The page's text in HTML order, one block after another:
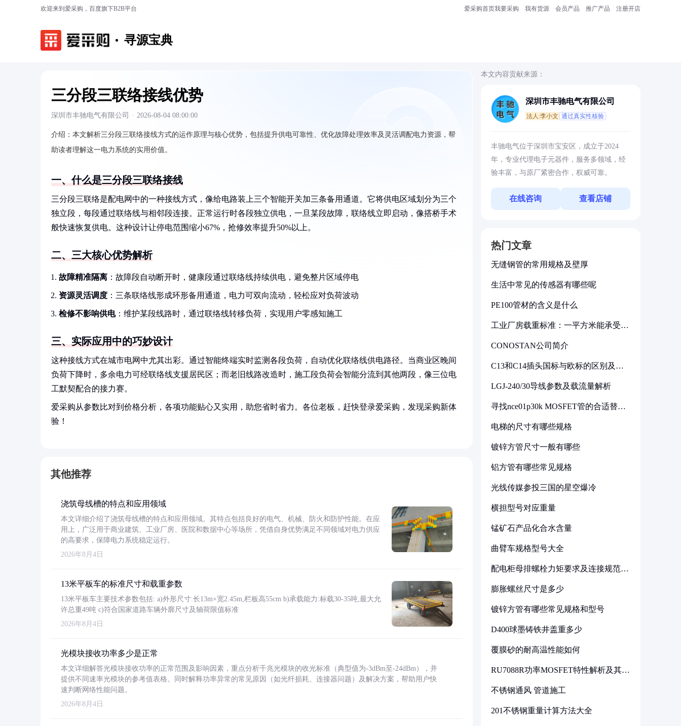
欢迎来到爱采购，百度旗下B2B平台 爱采购首页我要采购 我有货源 会员产品 推广产品 注册开店
寻源宝典
三分段三联络接线优势
深圳市丰驰电气有限公司 · 2026-08-04 08:00:00
介绍： 本文解析三分段三联络接线方式的运作原理与核心优势，包括提升供电可靠性、优化故障处理效率及灵活调配电力资源，帮
助读者理解这一电力系统的实用价值。
一、什么是三分段三联络接线
三分段三联络是配电网中的一种接线方式，像给电路装上三个智能开关加三条备用通道。它将供电区域划分为三个
独立段，每段通过联络线与相邻段连接。正常运行时各段独立供电，一旦某段故障，联络线立即启动，像搭桥手术
般快速恢复供电。这种设计让停电范围缩小67%，抢修效率提升50%以上。
二、三大核心优势解析
故障精准隔离 ：故障段自动断开时，健康段通过联络线持续供电，避免整片区域停电
资源灵活调度 ：三条联络线形成环形备用通道，电力可双向流动，轻松应对负荷波动
检修不影响供电：维护某段线路时，通过联络线转移负荷，实现用户零感知施工
三、实际应用中的巧妙设计
这种接线方式在城市电网中尤其出彩。通过智能终端实时监测各段负荷，自动优化联络线供电路径。当商业区晚间
负荷下降时，多余电力可经联络线支援居民区；而老旧线路改造时，施工段负荷会智能分流到其他两段，像三位电
工默契配合的接力赛。
爱采购从参数比对到价格分析，各项功能贴心又实用，助您省时省力。各位老板，赶快登录爱采购，发现采购新体
验！
其他推荐
浇筑母线槽的特点和应用领域
本文详细介绍了浇筑母线槽的特点和应用领域。其特点包括良好的电气、机械、防火和防护性能。在应
用上，广泛用于商业建筑、工业厂房、医院和数据中心等场所，凭借自身优势满足不同领域对电力供应
的高要求，保障电力系统稳定运行。
2026年8月4日
13米平板车的标准尺寸和载重参数
13米平板车主要技术参数包括: a)外形尺寸:长13m×宽2.45m,栏板高55cm b)承载能力:标载30-35吨,最大允
许总重49吨 c)符合国家道路车辆外廓尺寸及轴荷限值标准
2026年8月4日
光模块接收功率多少是正常
本文详细解答光模块接收功率的正常范围及影响因素，重点分析千兆光模块的收光标准（典型值为-3dBm至-24dBm），并
提供不同速率光模块的参考值表格。同时解释功率异常的常见原因（如光纤损耗、连接器问题）及解决方案，帮助用户快
速判断网络性能问题。
2026年8月4日
本文内容贡献来源：
深圳市丰驰电气有限公司
法人:李小文 通过真实性核验
丰驰电气位于深圳市宝安区，成立于2024
年，专业代理电子元器件，服务多领域，经
验丰富，与原厂紧密合作，权威可靠。
在线咨询 查看店铺
热门文章
无缝钢管的常用规格及壁厚
生活中常见的传感器有哪些呢
PE100管材的含义是什么
工业厂房载重标准：一平方米能承受多
CONOSTAN公司简介
C13和C14插头国标与欧标的区别及其
LGJ-240/30导线参数及载流量解析
寻找nce01p30k MOSFET管的合适替代
电梯的尺寸有哪些规格
镀锌方管尺寸一般有哪些
铝方管有哪些常见规格
光线传媒参投三国的星空爆冷
横担型号对应重量
锰矿石产品化合水含量
曲臂车规格型号大全
配电柜母排螺栓力矩要求及连接规范详
膨胀螺丝尺寸是多少
镀锌方管有哪些常见规格和型号
D400球墨铸铁井盖重多少
覆膜砂的耐高温性能如何
RU7088R功率MOSFET特性解析及其在
不锈钢通风 管道施工
201不锈钢重量计算方法大全